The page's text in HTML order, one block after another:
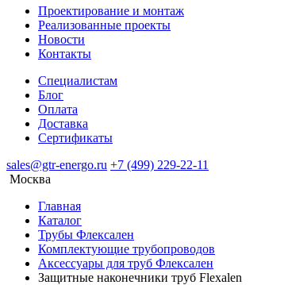
Проектирование и монтаж
Реализованные проекты
Новости
Контакты
Специалистам
Блог
Оплата
Доставка
Сертификаты
sales@gtr-energo.ru +7 (499) 229-22-11
Москва
Главная
Каталог
Трубы Флексален
Комплектующие трубопроводов
Аксессуары для труб Флексален
Защитные наконечники труб Flexalen